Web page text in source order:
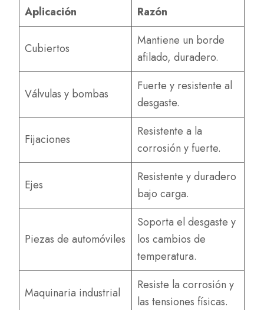
Aplicación Razón
Cubiertos
Mantiene un borde
afilado, duradero.
Válvulas y bombas
Fuerte y resistente al
desgaste.
Fijaciones
Resistente a la
corrosión y fuerte.
Ejes
Resistente y duradero
bajo carga.
Piezas de automóviles
Soporta el desgaste y
los cambios de
temperatura.
Maquinaria industrial
Resiste la corrosión y
las tensiones físicas.